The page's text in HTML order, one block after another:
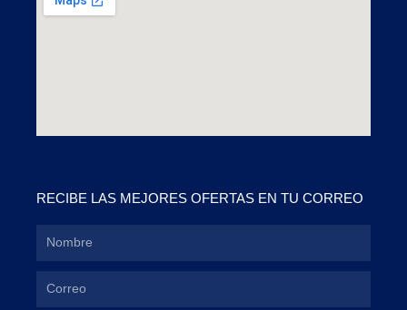
RECIBE LAS MEJORES OFERTAS EN TU CORREO